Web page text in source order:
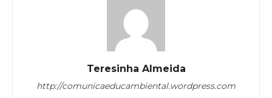
Teresinha Almeida
http://comunicaeducambiental.wordpress.com